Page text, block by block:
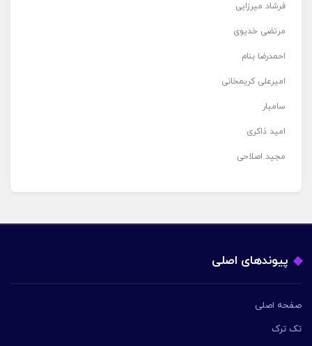
فرشاد میرزایی
مرتضی خدیوی
احمدرضا بنام
امیرعلی کریمخانی
سامیار
امید ذاکری
مجید اصلاحی
پیوندهای اصلی
صفحه اصلی
تک ترک